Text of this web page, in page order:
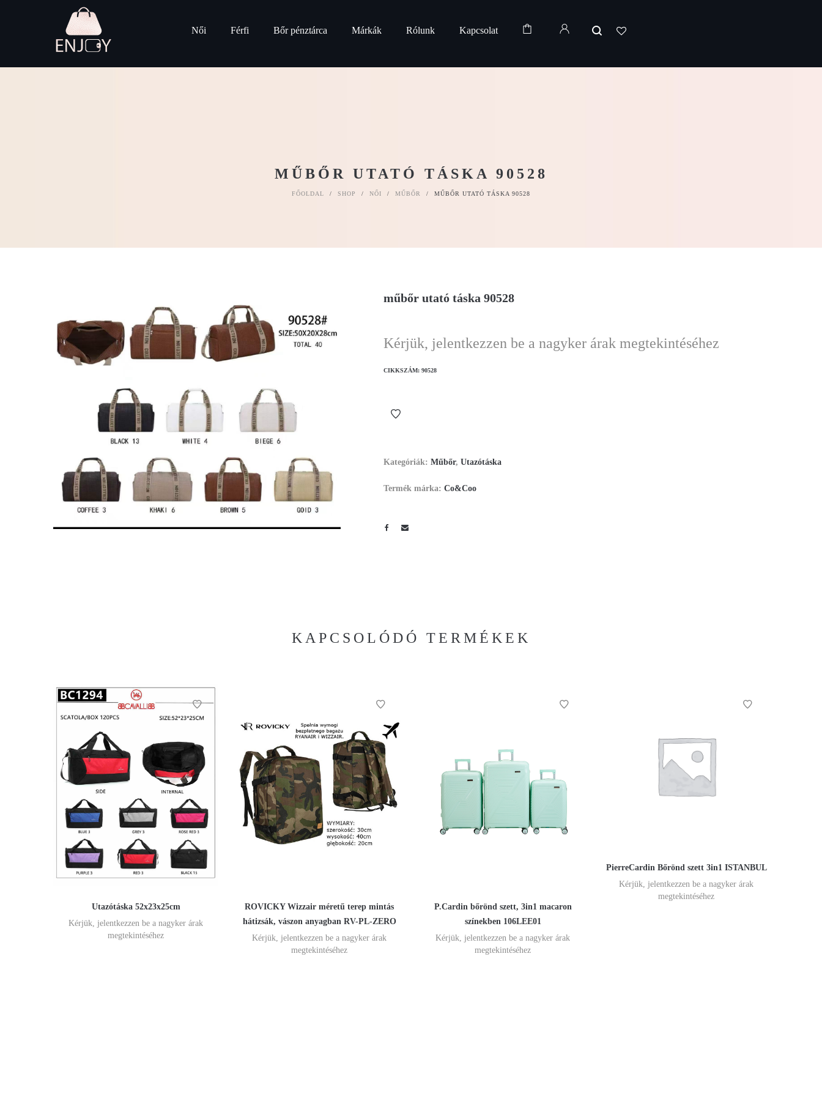
Női Férfi Bőr pénztárca Márkák Rólunk Kapcsolat
MŰBŐR UTATÓ TÁSKA 90528
FŐOLDAL / SHOP / NŐI / MŰBŐR / MŰBŐR UTATÓ TÁSKA 90528
műbőr utató táska 90528
Kérjük, jelentkezzen be a nagyker árak megtekintéséhez
CIKKSZÁM: 90528
Kategóriák: Műbőr, Utazótáska
Termék márka: Co&Coo
KAPCSOLÓDÓ TERMÉKEK
Utazótáska 52x23x25cm
Kérjük, jelentkezzen be a nagyker árak
megtekintéséhez
ROVICKY Wizzair méretű terep mintás
hátizsák, vászon anyagban RV-PL-ZERO
Kérjük, jelentkezzen be a nagyker árak
megtekintéséhez
P.Cardin bőrönd szett, 3in1 macaron
színekben 106LEE01
Kérjük, jelentkezzen be a nagyker árak
megtekintéséhez
PierreCardin Bőrönd szett 3in1 ISTANBUL
Kérjük, jelentkezzen be a nagyker árak
megtekintéséhez